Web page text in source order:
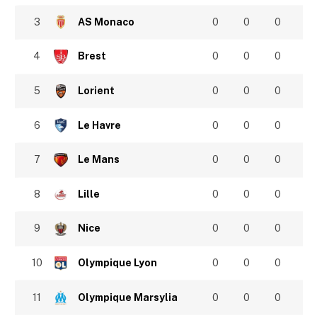
3 AS Monaco 0 0 0
4 Brest 0 0 0
5 Lorient 0 0 0
6 Le Havre 0 0 0
7 Le Mans 0 0 0
8 Lille 0 0 0
9 Nice 0 0 0
10 Olympique Lyon 0 0 0
11 Olympique Marsylia 0 0 0